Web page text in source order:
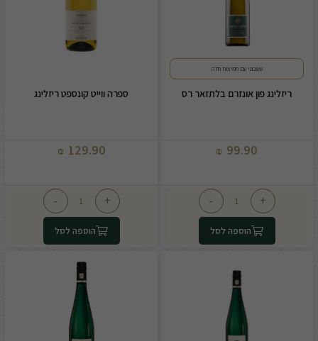
עשבוני עם חמיצות חדה
ריזלינג פון אונזרם בלתזאר רס
99.90
₪
+
-
הוספה לסל
ספרה ווייט קונספט ריזלינג
129.90
₪
+
-
הוספה לסל